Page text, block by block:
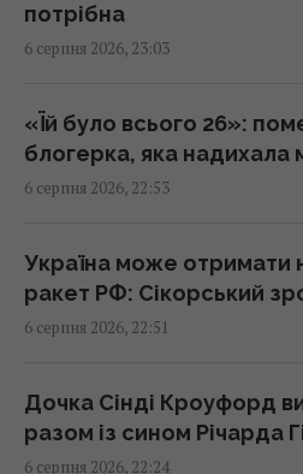
Така зброя є лише у
Зеленський про
22:00 четвер, 06 серпня 2026
"Динамо" здобуло
21:57 четвер, 06 серпня 2026
Анчоуси чи сардини: яка
В Україну може
потрібна
6 серпня 2026, 23:03
«Їй було всього 26»:
блогерка, яка надихала
6 серпня 2026, 22:53
Україна може отримати
ракет РФ: Сікорський
6 серпня 2026, 22:51
Дочка Сінді Кроуфорд
разом із сином Річарда
6 серпня 2026, 22:24